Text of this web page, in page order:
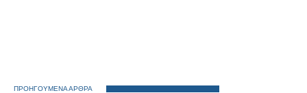
ΠΡΟΗΓΟΥΜΕΝΑ ΑΡΘΡΑ